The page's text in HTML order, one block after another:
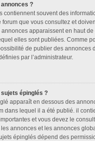
?
contiennent souvent des
forum que vous consultez et
apparaissent en haut
elles sont publiées. Comme
de publier des annonces
par l’administrateur.
épinglés ?
apparaît en dessous des
dans lequel il a été publié. il
et vous devez le
annonces et les annonces
épinglés dépend des